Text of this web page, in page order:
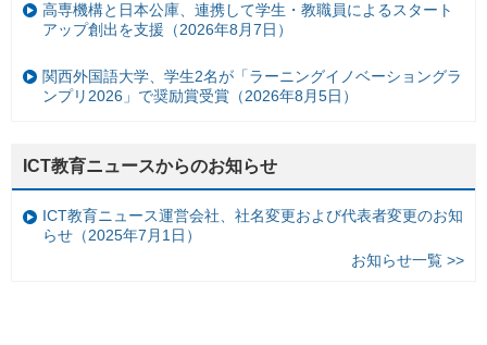
高専機構と日本公庫、連携して学生・教職員によるスタート
アップ創出を支援（2026年8月7日）
関西外国語大学、学生2名が「ラーニングイノベーショングラ
ンプリ2026」で奨励賞受賞（2026年8月5日）
ICT教育ニュースからのお知らせ
ICT教育ニュース運営会社、社名変更および代表者変更のお知
らせ（2025年7月1日）
お知らせ一覧 >>